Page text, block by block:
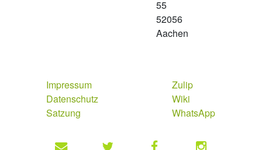
55
52056
Aachen
Impressum
Datenschutz
Satzung
Zulip
Wiki
WhatsApp